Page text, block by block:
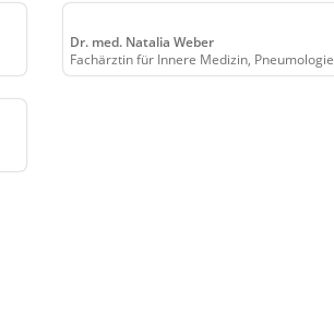
Dr. med. Natalia Weber
Fachärztin für Innere Medizin, Pneumologie